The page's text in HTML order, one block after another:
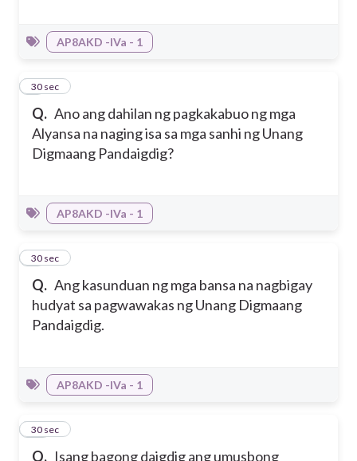
AP8AKD -IVa - 1
Q. Ano ang dahilan ng pagkakabuo ng mga
Alyansa na naging isa sa mga sanhi ng Unang
Digmaang Pandaigdig?
8
30 sec
AP8AKD -IVa - 1
Q. Ang kasunduan ng mga bansa na nagbigay
hudyat sa pagwawakas ng Unang Digmaang
Pandaigdig.
9
30 sec
AP8AKD -IVa - 1
Q. Isang bagong daigdig ang umusbong
10
30 sec